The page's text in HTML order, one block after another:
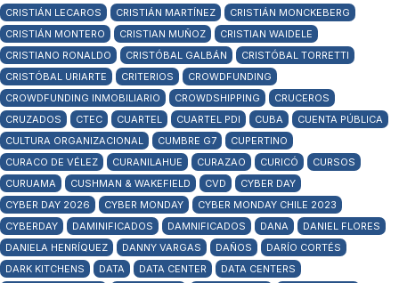
CRISTIÁN LECAROS CRISTIÁN MARTÍNEZ
CRISTIÁN MONCKEBERG
CRISTIÁN MONTERO
CRISTIAN MUÑOZ
CRISTIAN WAIDELE
CRISTIANO RONALDO
CRISTÓBAL GALBÁN
CRISTÓBAL TORRETTI
CRISTÓBAL URIARTE
CRITERIOS
CROWDFUNDING
CROWDFUNDING INMOBILIARIO
CROWDSHIPPING
CRUCEROS
CRUZADOS
CTEC CUARTEL CUARTEL PDI CUBA
CUENTA PÚBLICA
CULTURA ORGANIZACIONAL
CUMBRE G7
CUPERTINO
CURACO DE VÉLEZ
CURANILAHUE CURAZAO CURICÓ
CURSOS
CURUAMA
CUSHMAN & WAKEFIELD CVD
CYBER DAY
CYBER DAY 2026
CYBER MONDAY
CYBER MONDAY CHILE 2023
CYBERDAY
DAMINIFICADOS DAMNIFICADOS DANA
DANIEL FLORES
DANIELA HENRÍQUEZ
DANNY VARGAS DAÑOS
DARÍO CORTÉS
DARK KITCHENS
DATA DATA CENTER
DATA CENTERS